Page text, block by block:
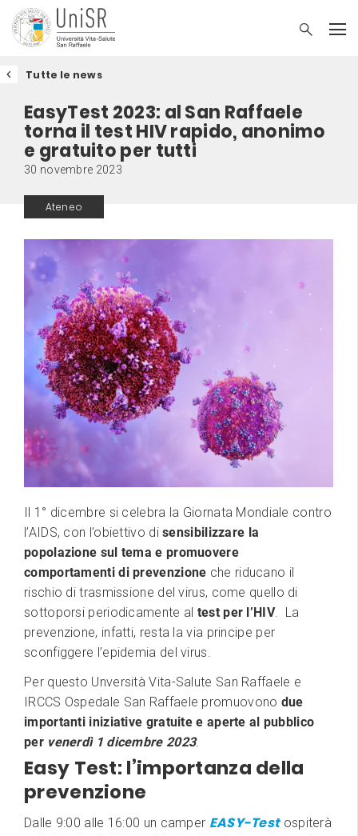
Tutte le news
EasyTest 2023: al San Raffaele
torna il test HIV rapido, anonimo
e gratuito per tutti
30 novembre 2023
Ateneo
Il 1° dicembre si celebra la Giornata Mondiale contro
l’AIDS, con l’obiettivo disensibilizzare la
popolazione sul tema e promuovere
comportamenti di prevenzione che riducano il
rischio di trasmissione del virus, come quello di
sottoporsi periodicamente al test per l’HIV. La
prevenzione, infatti, resta la via principe per
sconfiggere l’epidemia del virus.
Per questo Unversità Vita-Salute San Raffaele e
IRCCS Ospedale San Raffaele promuovono due
importanti iniziative gratuite e aperte al pubblico
per venerdì 1 dicembre 2023.
Easy Test: l’importanza della
prevenzione
Dalle 9:00 alle 16:00 un camper EASY-Testospiterà